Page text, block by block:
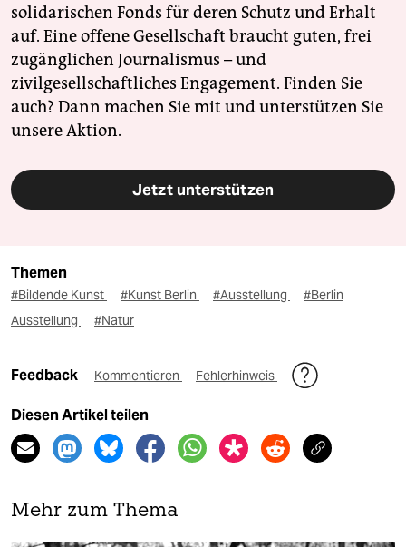
solidarischen Fonds für deren Schutz und Erhalt
auf. Eine offene Gesellschaft braucht guten, frei
zugänglichen Journalismus – und
zivilgesellschaftliches Engagement. Finden Sie
auch? Dann machen Sie mit und unterstützen Sie
unsere Aktion.
Jetzt unterstützen
Themen
#Bildende Kunst #Kunst Berlin #Ausstellung
#Berlin
Ausstellung
#Natur
Feedback Kommentieren Fehlerhinweis
Diesen Artikel teilen
Mehr zum Thema